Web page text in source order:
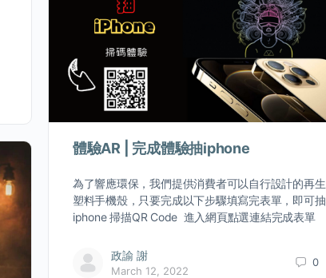
體驗AR | 完成體驗抽iphone
為了響應環保，我們提供消費者可以自行設計的再生
塑料手機殼，只要完成以下步驟填寫完表單，即可抽
iphone 掃描QR Code 進入網頁點選連結完成表單
政諭 謝
March 12, 2022
0